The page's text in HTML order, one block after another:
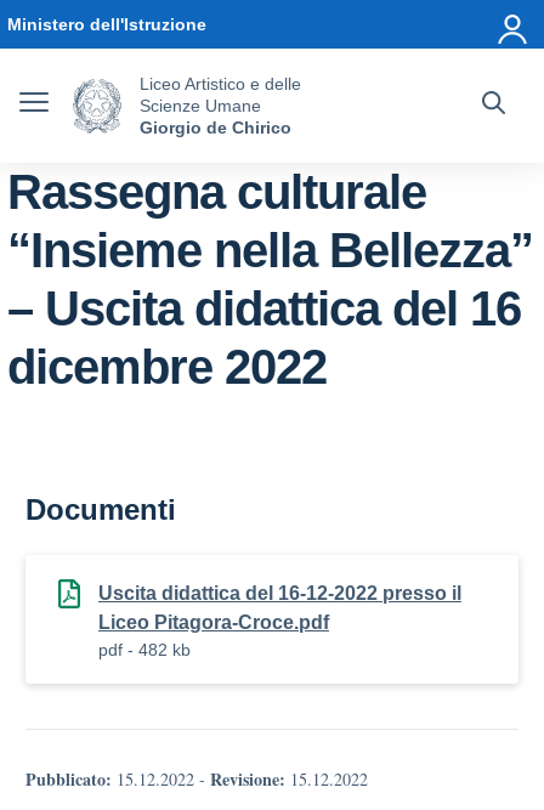
Ministero dell'Istruzione
Liceo Artistico e delle
Scienze Umane
Giorgio de Chirico
Rassegna culturale
“Insieme nella Bellezza”
– Uscita didattica del 16
dicembre 2022
Documenti
Uscita didattica del 16-12-2022 presso il
Liceo Pitagora-Croce.pdf
pdf - 482 kb
Pubblicato: 15.12.2022 - Revisione: 15.12.2022